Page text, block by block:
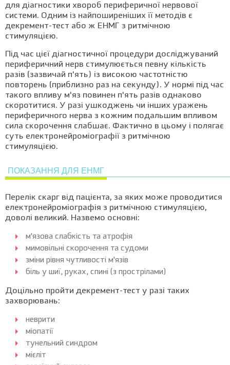
для діагностики хвороб периферичної нервової
системи. Одним із найпоширеніших її методів є
декремент-тест або ж ЕНМГ з ритмічною
стимуляцією.
Під час цієї діагностичної процедури досліджуваний
периферичний нерв стимулюється певну кількість
разів (зазвичай п'ять) із високою частотністю
повторень (приблизно раз на секунду). У нормі під час
такого впливу м'яз повинен п'ять разів однаково
скоротитися. У разі ушкоджень чи інших уражень
периферичного нерва з кожним подальшим впливом
сила скорочення слабшає. Фактично в цьому і полягає
суть електронейроміографії з ритмічною
стимуляцією.
ПОКАЗАННЯ ДЛЯ ЕНМГ
Перелік скарг від пацієнта, за яких може проводитися
електронейроміографія з ритмічною стимуляцією,
доволі великий. Назвемо основні:
м'язова слабкість та атрофія
мимовільні скорочення та судоми
зміни рівня чутливості м'язів
біль у шиї, руках, спині (з прострілами)
Доцільно пройти декремент-тест у разі таких
захворювань:
неврити
міопатії
тунельний синдром
мієліт